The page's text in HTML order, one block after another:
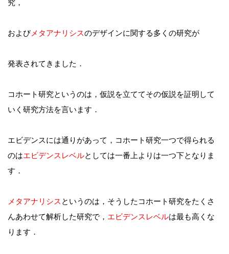
究，
およびメタアナリシスのデザインに関する多くの研究が
発表されてきました．
コホート研究というのは，仮説を立ててその仮説を証明して
いく研究方法を言います．
エビデンスには通りがあって，コホート研究一つで得られる
のはエビデンスレベルとしては一番上よりは一つ下となりま
す．
メタアナリシス というのは，そうしたコホート研究をたくさ
んあわせて解析した研究で， エビデンスレベルは最も高くな
ります．